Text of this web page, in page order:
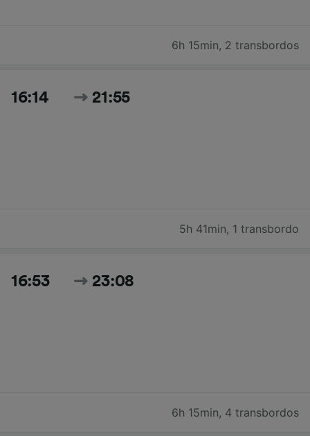
6h 15min, 2 transbordos
16:14 21:55
5h 41min, 1 transbordo
16:53 23:08
6h 15min, 4 transbordos